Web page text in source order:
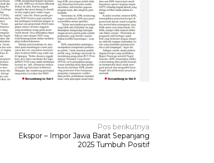
Pos berikutnya
Ekspor – Impor Jawa Barat Sepanjang
2025 Tumbuh Positif